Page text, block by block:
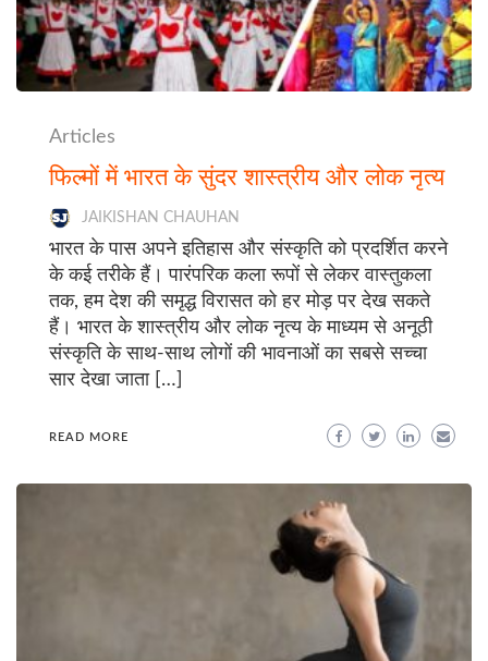
Articles
फिल्मों में भारत के सुंदर शास्त्रीय और लोक नृत्य
JAIKISHAN CHAUHAN
भारत के पास अपने इतिहास और संस्कृति को प्रदर्शित करने
के कई तरीके हैं। पारंपरिक कला रूपों से लेकर वास्तुकला
तक, हम देश की समृद्ध विरासत को हर मोड़ पर देख सकते
हैं। भारत के शास्त्रीय और लोक नृत्य के माध्यम से अनूठी
संस्कृति के साथ-साथ लोगों की भावनाओं का सबसे सच्चा
सार देखा जाता […]
READ MORE